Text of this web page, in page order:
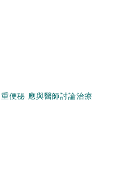
便秘 應與醫師討論治療